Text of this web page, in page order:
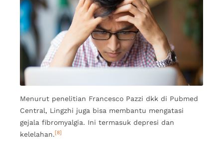
Menurut penelitian Francesco Pazzi dkk di Pubmed
Central, Lingzhi juga bisa membantu mengatasi
gejala fibromyalgia. Ini termasuk depresi dan
kelelahan.[8]